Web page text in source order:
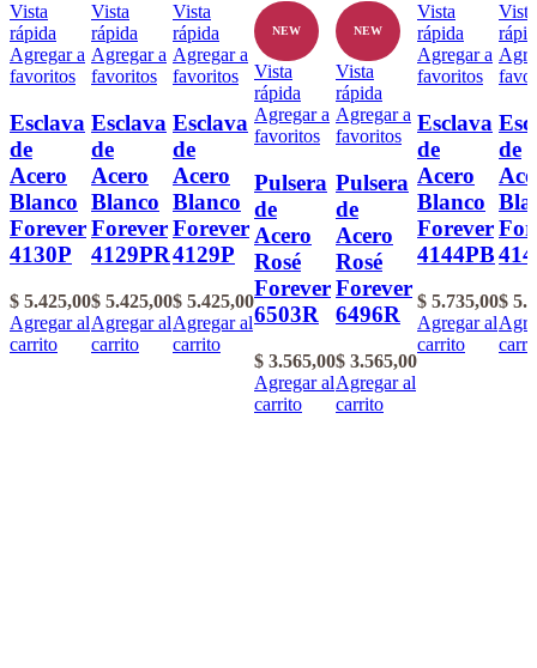
Vista
rápida
Agregar a
favoritos
Esclava
de
Acero
Blanco
Forever
4130P
$ 5.425,00
Agregar al
carrito
Vista
rápida
Agregar a
favoritos
Esclava
de
Acero
Blanco
Forever
4129PR
$ 5.425,00
Agregar al
carrito
Vista
rápida
Agregar a
favoritos
Esclava
de
Acero
Blanco
Forever
4129P
$ 5.425,00
Agregar al
carrito
NEW
Vista
rápida
Agregar a
favoritos
Pulsera
de
Acero
Rosé
Forever
6503R
$ 3.565,00
Agregar al
carrito
NEW
Vista
rápida
Agregar a
favoritos
Pulsera
de
Acero
Rosé
Forever
6496R
$ 3.565,00
Agregar al
carrito
Vista
rápida
Agregar a
favoritos
Esclava
de
Acero
Blanco
Forever
4144PB
$ 5.735,00
Agregar al
carrito
Vista
de
$